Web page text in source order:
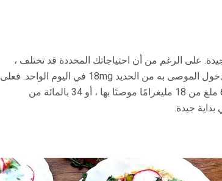
على الرغم من أن احتياجاتك المحددة قد تختلف ،
فاعلم أن النسب المئوية المقدرة من الحديد الموضحة أدناه تعتمد على المدخول الموصى به من الحديد 18mg في اليوم الواحد. فعلى
سبيل المثال ، تقدم الوجبة التي تحتوي على 6 ملغم من الحديد لكل حصة 6 ملغ من 18 مليغرامًا موصىًا بها ، أو 34 بالمائة من
جيدة.